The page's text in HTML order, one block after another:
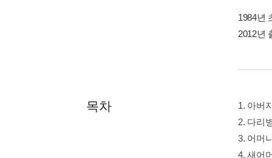
1984년
2012년
목차
1. 아버
2. 다리
3. 어머
4. 새어